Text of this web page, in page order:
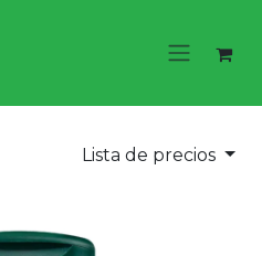
Lista de precios